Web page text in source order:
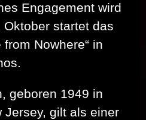
Engagement wird
startet das
Nowhere“ in
geboren 1949 in
Jersey, gilt als einer